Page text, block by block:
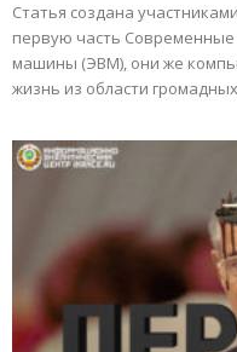
Статья создана
первую часть
машины (ЭВМ), они же
жизнь из области